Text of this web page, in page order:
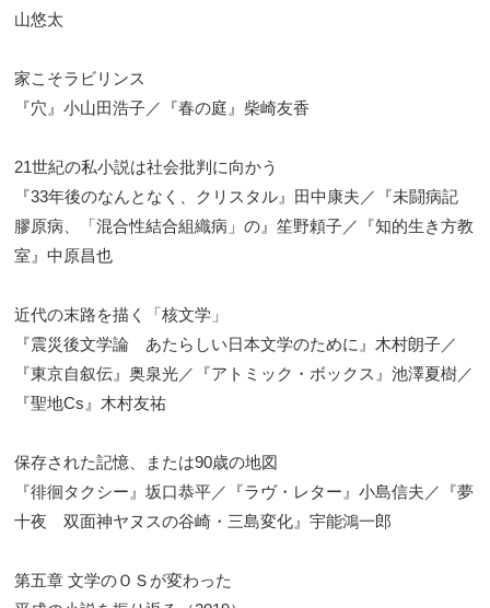
山悠太
家こそラビリンス
『穴』小山田浩子／『春の庭』柴崎友香
21世紀の私小説は社会批判に向かう
『33年後のなんとなく、クリスタル』田中康夫／『未闘病記
膠原病、「混合性結合組織病」の』笙野頼子／『知的生き方教
室』中原昌也
近代の末路を描く「核文学」
『震災後文学論 あたらしい日本文学のために』木村朗子／
『東京自叙伝』奥泉光／『アトミック・ボックス』池澤夏樹／
『聖地Cs』木村友祐
保存された記憶、または90歳の地図
『徘徊タクシー』坂口恭平／『ラヴ・レター』小島信夫／『夢
十夜 双面神ヤヌスの谷崎・三島変化』宇能鴻一郎
第五章 文学のＯＳが変わった